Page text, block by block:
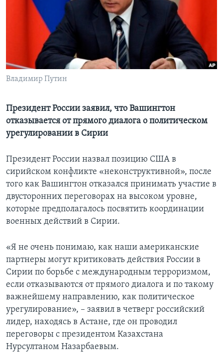
Learning English
СОЦИАЛЬНЫЕ СЕТИ
Владимир Путин
Президент России заявил, что Вашингтон
отказывается от прямого диалога о политическом
урегулировании в Сирии
Президент России назвал позицию США в
сирийском конфликте «неконструктивной», после
того как Вашингтон отказался принимать участие в
двусторонних переговорах на высоком уровне,
которые предполагалось посвятить координации
военных действий в Сирии.
«Я не очень понимаю, как наши американские
партнеры могут критиковать действия России в
Сирии по борьбе с международным терроризмом,
если отказываются от прямого диалога и по такому
важнейшему направлению, как политическое
урегулирование», – заявил в четверг российский
лидер, находясь в Астане, где он проводил
переговоры с президентом Казахстана
Нурсултаном Назарбаевым.